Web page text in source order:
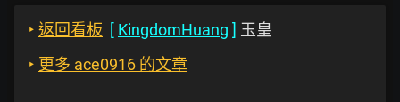
‣ 返回看板 [ KingdomHuang ] 玉皇
‣ 更多 ace0916 的文章